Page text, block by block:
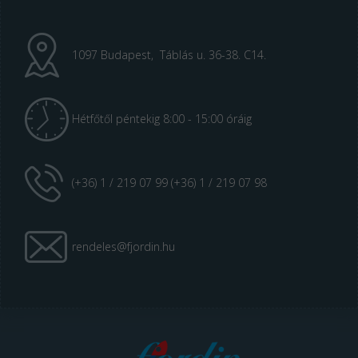
1097 Budapest, Táblás u. 36-38. C14.
Hétfőtől péntekig 8:00 - 15:00 óráig
(+36) 1 / 219 07 99 (+36) 1 / 219 07 98
rendeles@fjordin.hu